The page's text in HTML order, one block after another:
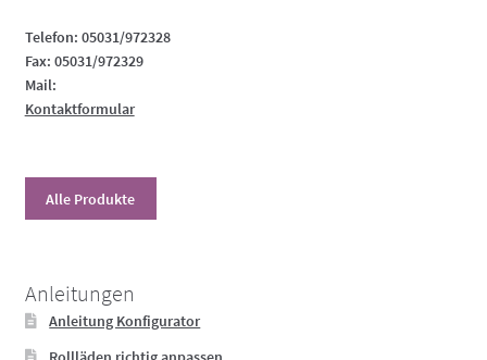
Telefon: 05031/972328
Fax: 05031/972329
Mail:
Kontaktformular
Alle Produkte
Anleitungen
Anleitung Konfigurator